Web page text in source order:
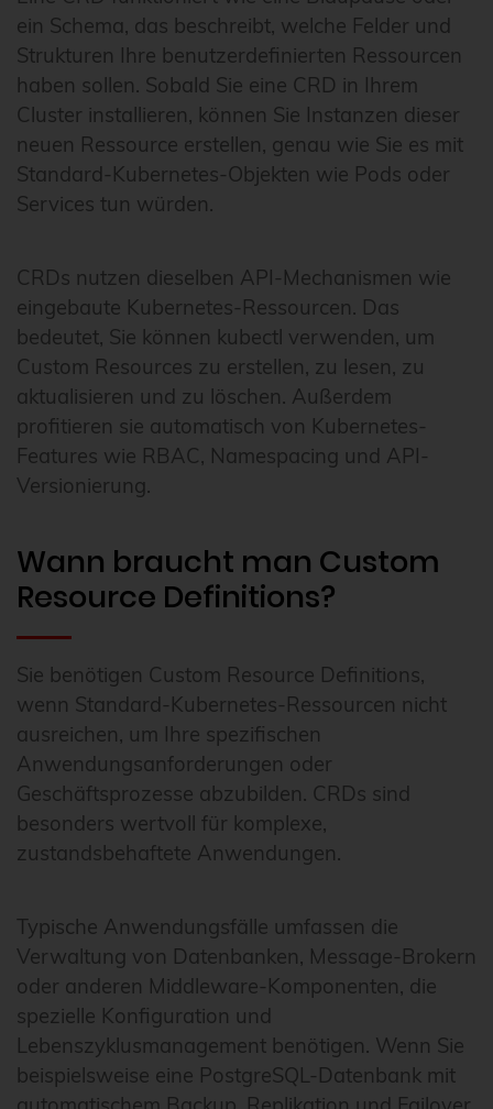
ein Schema, das beschreibt, welche Felder und
Strukturen Ihre benutzerdefinierten Ressourcen
haben sollen. Sobald Sie eine CRD in Ihrem
Cluster installieren, können Sie Instanzen dieser
neuen Ressource erstellen, genau wie Sie es mit
Standard-Kubernetes-Objekten wie Pods oder
Services tun würden.
CRDs nutzen dieselben API-Mechanismen wie
eingebaute Kubernetes-Ressourcen. Das
bedeutet, Sie können kubectl verwenden, um
Custom Resources zu erstellen, zu lesen, zu
aktualisieren und zu löschen. Außerdem
profitieren sie automatisch von Kubernetes-
Features wie RBAC, Namespacing und API-
Versionierung.
Wann braucht man Custom
Resource Definitions?
Sie benötigen Custom Resource Definitions,
wenn Standard-Kubernetes-Ressourcen nicht
ausreichen, um Ihre spezifischen
Anwendungsanforderungen oder
Geschäftsprozesse abzubilden. CRDs sind
besonders wertvoll für komplexe,
zustandsbehaftete Anwendungen.
Typische Anwendungsfälle umfassen die
Verwaltung von Datenbanken, Message-Brokern
oder anderen Middleware-Komponenten, die
spezielle Konfiguration und
Lebenszyklusmanagement benötigen. Wenn Sie
beispielsweise eine PostgreSQL-Datenbank mit